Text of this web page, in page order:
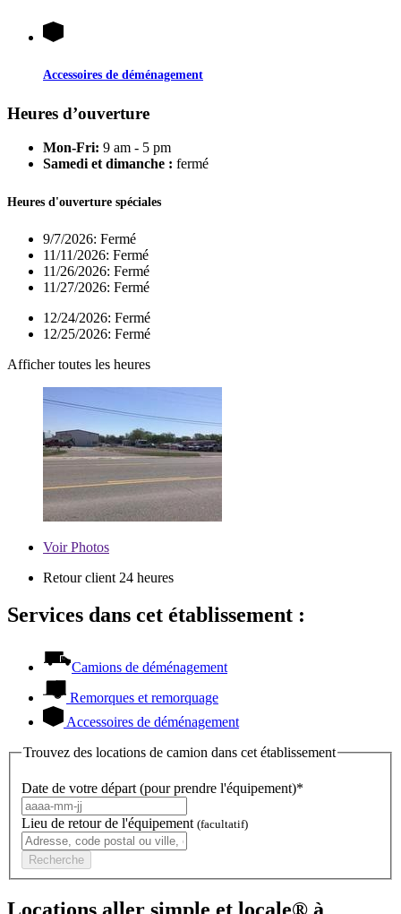
Accessoires de déménagement
Heures d’ouverture
Mon-Fri: 9 am - 5 pm
Samedi et dimanche : fermé
Heures d'ouverture spéciales
9/7/2026: Fermé
11/11/2026: Fermé
11/26/2026: Fermé
11/27/2026: Fermé
12/24/2026: Fermé
12/25/2026: Fermé
Afficher toutes les heures
VoirPhotos
Retour client 24 heures
Services dans cet établissement :
Camions de déménagement
Remorques et remorquage
Accessoires de déménagement
Trouvez des locations de camion dans cet établissement
Date de votre départ (pour prendre l'équipement)*
Lieu de retour de l'équipement (facultatif)
Recherche